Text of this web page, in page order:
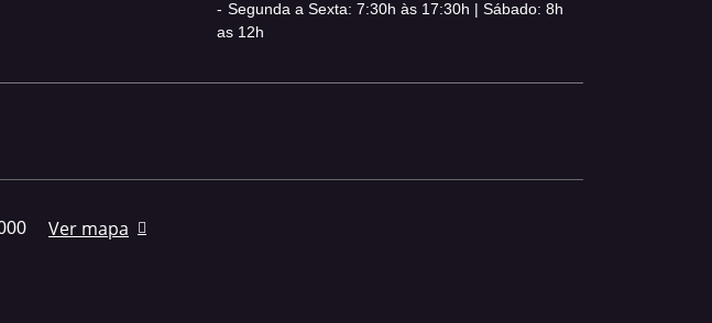
Segunda a Sexta: 7:30h às 17:30h | Sábado: 8h
as 12h
Ver mapa